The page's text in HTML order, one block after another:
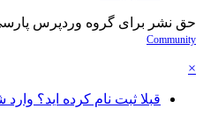
حق نشر برای گروه وردپرس
Community
×
قبلا ثبت نام کرده اید؟ وارد